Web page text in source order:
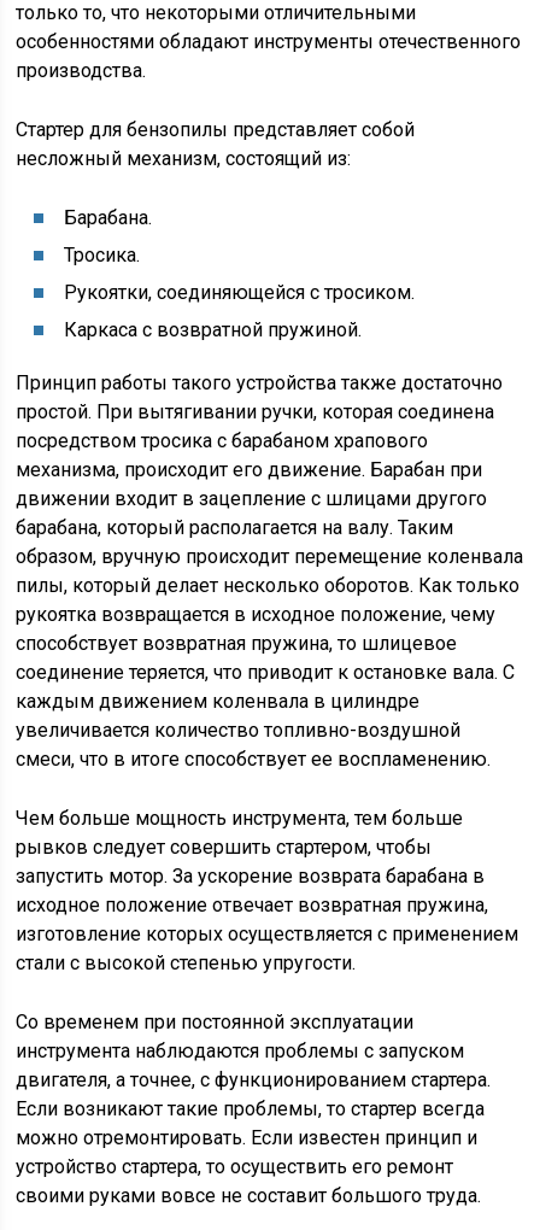
только то, что некоторыми отличительными
особенностями обладают инструменты отечественного
производства.
Стартер для бензопилы представляет собой
несложный механизм, состоящий из:
Барабана.
Тросика.
Рукоятки, соединяющейся с тросиком.
Каркаса с возвратной пружиной.
Принцип работы такого устройства также достаточно
простой. При вытягивании ручки, которая соединена
посредством тросика с барабаном храпового
механизма, происходит его движение. Барабан при
движении входит в зацепление с шлицами другого
барабана, который располагается на валу. Таким
образом, вручную происходит перемещение коленвала
пилы, который делает несколько оборотов. Как только
рукоятка возвращается в исходное положение, чему
способствует возвратная пружина, то шлицевое
соединение теряется, что приводит к остановке вала. С
каждым движением коленвала в цилиндре
увеличивается количество топливно-воздушной
смеси, что в итоге способствует ее воспламенению.
Чем больше мощность инструмента, тем больше
рывков следует совершить стартером, чтобы
запустить мотор. За ускорение возврата барабана в
исходное положение отвечает возвратная пружина,
изготовление которых осуществляется с применением
стали с высокой степенью упругости.
Со временем при постоянной эксплуатации
инструмента наблюдаются проблемы с запуском
двигателя, а точнее, с функционированием стартера.
Если возникают такие проблемы, то стартер всегда
можно отремонтировать. Если известен принцип и
устройство стартера, то осуществить его ремонт
своими руками вовсе не составит большого труда.